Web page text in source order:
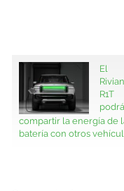
El
Rivian
R1T
podrá
compartir la energía de
batería con otros